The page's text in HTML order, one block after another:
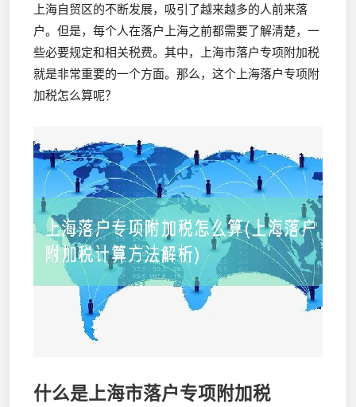
上海自贸区的不断发展，吸引了越来越多的人前来落
户。但是，每个人在落户上海之前都需要了解清楚，一
些必要规定和相关税费。其中，上海市落户专项附加税
就是非常重要的一个方面。那么，这个上海落户专项附
加税怎么算呢？
什么是上海市落户专项附加税